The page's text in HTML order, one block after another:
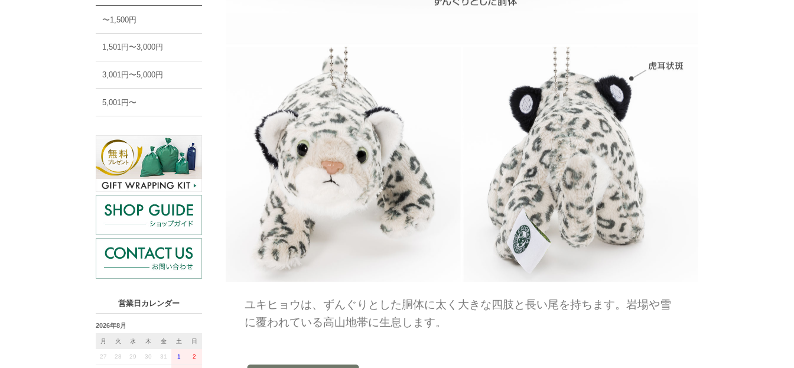
〜1,500円
1,501円〜3,000円
3,001円〜5,000円
5,001円〜
営業日カレンダー
2026年8月
月 火 水 木 金 土 日
27 28 29 30 31 1 2
ユキヒョウは、ずんぐりとした胴体に太く大きな四肢と長い尾を持ちます。岩場や雪
に覆われている高山地帯に生息します。